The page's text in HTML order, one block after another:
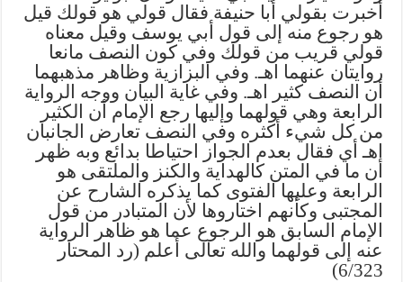
أخبرت بقولي أبا حنيفة فقال قولي هو قولك قيل
هو رجوع منه إلى قول أبي يوسف وقيل معناه
قولي قريب من قولك وفي كون النصف مانعا
روايتان عنهما اهـ. وفي البزازية وظاهر مذهبهما
أن النصف كثير اهـ. وفي غاية البيان ووجه الرواية
الرابعة وهي قولهما وإليها رجع الإمام أن الكثير
من كل شيء أكثره وفي النصف تعارض الجانبان
اهـ أي فقال بعدم الجواز احتياطا بدائع وبه ظهر
أن ما في المتن كالهداية والكنز والملتقى هو
الرابعة وعليها الفتوى كما يذكره الشارح عن
المجتبى وكأنهم اختاروها لأن المتبادر من قول
الإمام السابق هو الرجوع عما هو ظاهر الرواية
عنه إلى قولهما والله تعالى أعلم (رد المحتار
6/323)